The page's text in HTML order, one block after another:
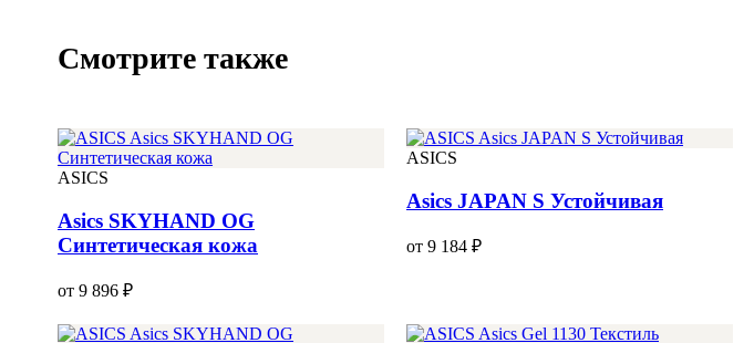
Смотрите также
ASICS
Asics SKYHAND OG
Синтетическая кожа
от 9 896 ₽
ASICS
Asics JAPAN S Устойчивая
от 9 184 ₽